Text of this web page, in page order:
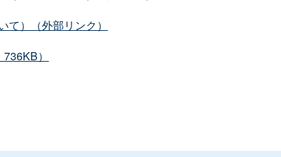
）（外部リンク）
）